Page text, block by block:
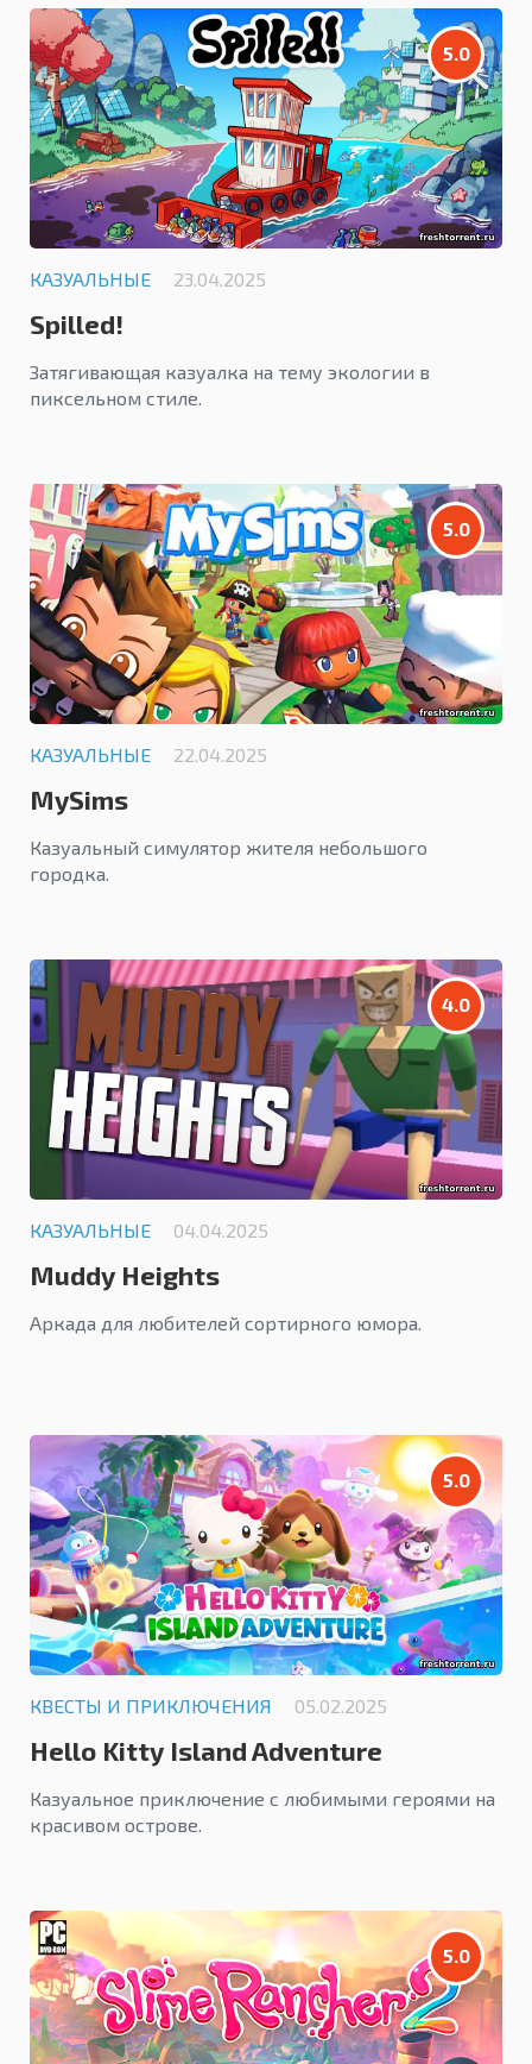
5.0
КАЗУАЛЬНЫЕ 23.04.2025
Spilled!
Затягивающая казуалка на тему экологии в
пиксельном стиле.
5.0
КАЗУАЛЬНЫЕ 22.04.2025
MySims
Казуальный симулятор жителя небольшого
городка.
4.0
КАЗУАЛЬНЫЕ 04.04.2025
Muddy Heights
Аркада для любителей сортирного юмора.
5.0
КВЕСТЫ И ПРИКЛЮЧЕНИЯ 05.02.2025
Hello Kitty Island Adventure
Казуальное приключение с любимыми героями на
красивом острове.
5.0